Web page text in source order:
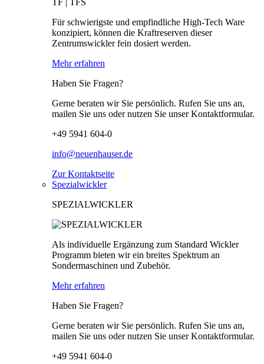
Für schwierigste und empfindliche High-Tech Ware
konzipiert, können die Kraftreserven dieser
Zentrumswickler fein dosiert werden.
Mehr erfahren
Haben Sie Fragen?
Gerne beraten wir Sie persönlich. Rufen Sie uns an,
mailen Sie uns oder nutzen Sie unser Kontaktformular.
+49 5941 604-0
info@neuenhauser.de
Zur Kontaktseite
Spezialwickler
SPEZIALWICKLER
Als individuelle Ergänzung zum Standard Wickler
Programm bieten wir ein breites Spektrum an
Sondermaschinen und Zubehör.
Mehr erfahren
Haben Sie Fragen?
Gerne beraten wir Sie persönlich. Rufen Sie uns an,
mailen Sie uns oder nutzen Sie unser Kontaktformular.
+49 5941 604-0